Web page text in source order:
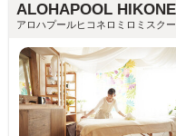
ALOHAPOOL
アロハプールヒコネロミロミスク